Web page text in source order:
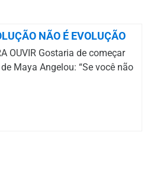
NÃO É EVOLUÇÃO
OUVIR Gostaria de começar
Maya Angelou: “Se você não